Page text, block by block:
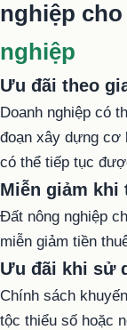
nghiệp cho
nghiệp
Ưu đãi theo
Doanh nghiệp có
đoạn xây dựng cơ
có thể tiếp tục
Miễn giảm khi
Đất nông nghiệp
miễn giảm tiền
Ưu đãi khi sử
Chính sách
tộc thiểu số hoặc